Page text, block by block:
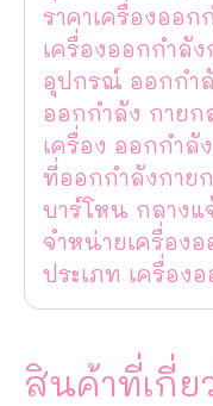
ราคาเครื่องออก
เครื่องออกกำลัง
อุปกรณ์ ออกกำ
ออกกำลัง กายก
เครื่อง ออกกำลั
ที่ออกกำลังกาย
บาร์โหน กลางแ
จำหน่ายเครื่อง
ประเภท เครื่อง
สินค้าที่เกี่ย